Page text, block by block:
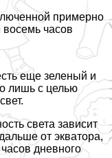
примерно
часов
еще зеленый и
лишь с целью
света зависит
от экватора,
дневного